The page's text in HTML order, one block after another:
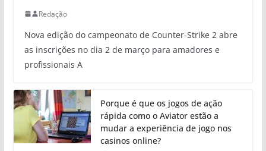
Redação
Nova edição do campeonato de Counter-Strike 2 abre
as inscrições no dia 2 de março para amadores e
profissionais A
Porque é que os jogos de ação
rápida como o Aviator estão a
mudar a experiência de jogo nos
casinos online?